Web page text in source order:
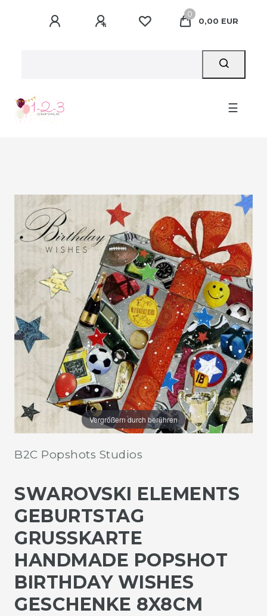
0
0,00 EUR
☰
Vergrößern durch berühren
B2C Popshots Studios
SWAROVSKI ELEMENTS
GEBURTSTAG
GRUSSKARTE H
ANDMADE POPSHOT B
IRTHDAY WISHES G
ESCHENKE 8X8CM